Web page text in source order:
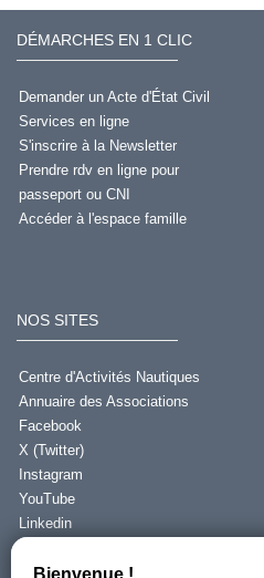
DÉMARCHES EN 1 CLIC
Demander un Acte d'État Civil
Services en ligne
S'inscrire à la Newsletter
Prendre rdv en ligne pour
passeport ou CNI
Accéder à l'espace famille
NOS SITES
Centre d'Activités Nautiques
Annuaire des Associations
Facebook
X (Twitter)
Instagram
YouTube
Linkedin